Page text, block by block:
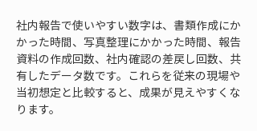
社内報告で使いやすい数字は、書類作成にか
かった時間、写真整理にかかった時間、報告
資料の作成回数、社内確認の差戻し回数、共
有したデータ数です。これらを従来の現場や
当初想定と比較すると、成果が見えやすくな
ります。